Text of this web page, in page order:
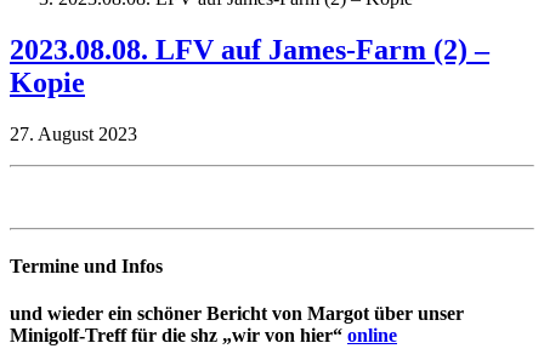
2023.08.08. LFV auf James-Farm (2) –
Kopie
27. August 2023
Termine und Infos
und wieder ein schöner Bericht von Margot über unser
Minigolf-Treff für die shz „wir von hier“ online